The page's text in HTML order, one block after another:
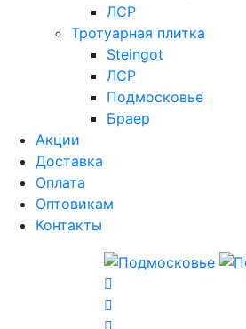
ЛСР
Тротуарная плитка
Steingot
ЛСР
Подмосковье
Браер
Акции
Доставка
Оплата
Оптовикам
Контакты